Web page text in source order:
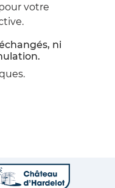
votre
ni